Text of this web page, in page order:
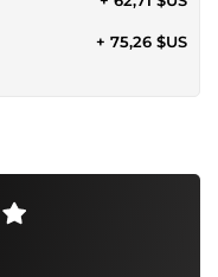
+ 75,26 $US